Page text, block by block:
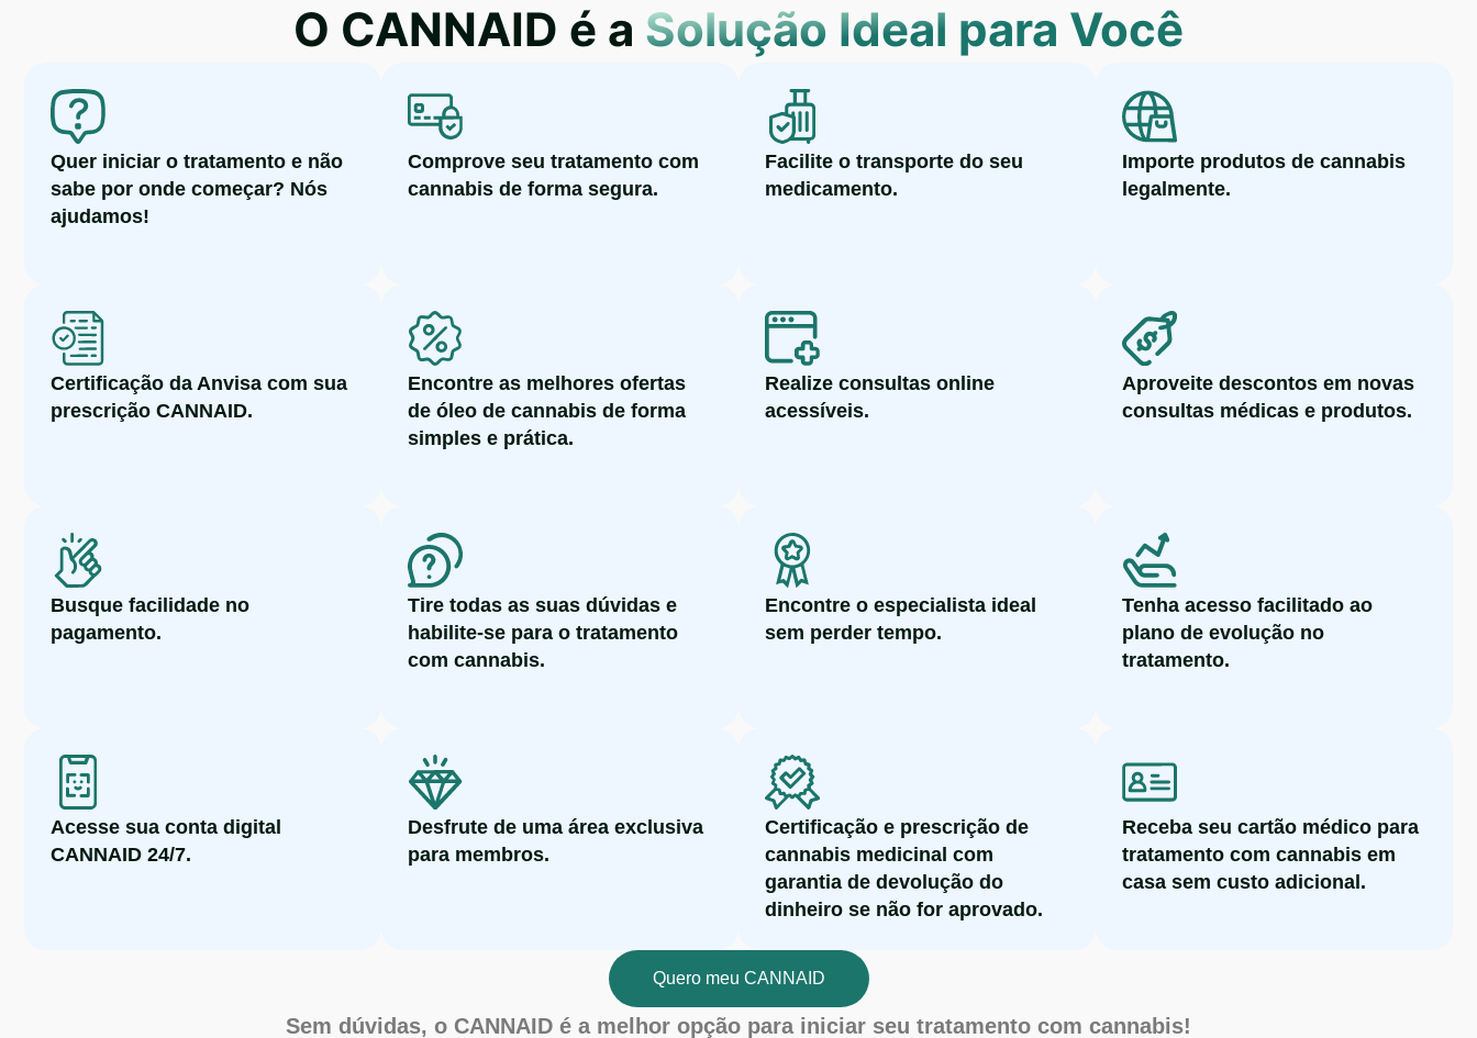
O CANNAID é a Solução Ideal para Você
Quer iniciar o tratamento e não
sabe por onde começar? Nós
ajudamos!
Comprove seu tratamento com
cannabis de forma segura.
Facilite o transporte do seu
medicamento.
Importe produtos de cannabis
legalmente.
Certificação da Anvisa com sua
prescrição CANNAID.
Encontre as melhores ofertas
de óleo de cannabis de forma
simples e prática.
Realize consultas online
acessíveis.
Aproveite descontos em novas
consultas médicas e produtos.
Busque facilidade no
pagamento.
Tire todas as suas dúvidas e
habilite-se para o tratamento
com cannabis.
Encontre o especialista ideal
sem perder tempo.
Tenha acesso facilitado ao
plano de evolução no
tratamento.
Acesse sua conta digital
CANNAID 24/7.
Desfrute de uma área exclusiva
para membros.
Certificação e prescrição de
cannabis medicinal com
garantia de devolução do
dinheiro se não for aprovado.
Receba seu cartão médico para
tratamento com cannabis em
casa sem custo adicional.
Quero meu CANNAID
Sem dúvidas, o CANNAID é a melhor opção para iniciar seu tratamento com cannabis!